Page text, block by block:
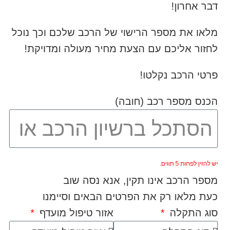
דבר אחרון!
מלאו את מספר הרישוי של הרכב שלכם וכך נוכל
לחזור אליכם עם הצעת מחיר מעולה ומדויקת!
פרטי הרכב נקלטו!
הכנס מספר רכב (חובה)
יש להזין לפחות 5 תווים.
מספר הרכב אינו תקין, אנא נסה שוב
כעת מלאו רק את הפרטים הבאים וסיימנו
סוג התקלה
אזור טיפול מועדף